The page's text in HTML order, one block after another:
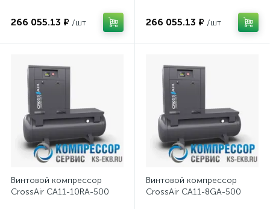
266 055.13 ₽ /шт 266 055.13 ₽ /шт
Винтовой компрессор
CrossAir CA11-10RA-500
Винтовой компрессор
CrossAir CA11-8GA-500